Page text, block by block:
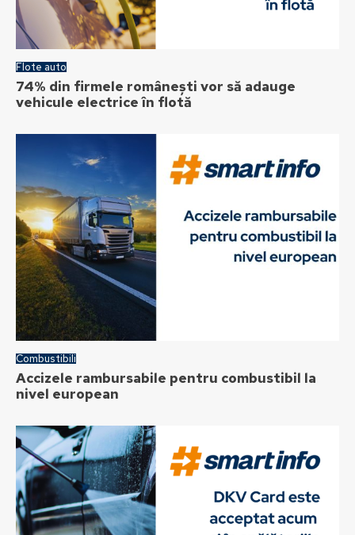
Flote auto
74% din firmele românești vor să adauge
vehicule electrice în flotă
Combustibili
Accizele rambursabile pentru combustibil la
nivel european